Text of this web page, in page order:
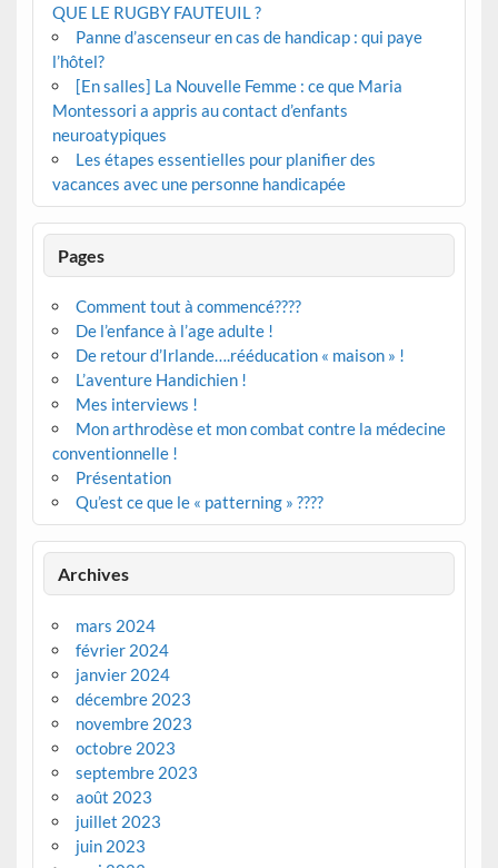
QUE LE RUGBY FAUTEUIL ?
Panne d’ascenseur en cas de handicap : qui paye
l’hôtel?
[En salles] La Nouvelle Femme : ce que Maria
Montessori a appris au contact d’enfants
neuroatypiques
Les étapes essentielles pour planifier des
vacances avec une personne handicapée
Pages
Comment tout à commencé????
De l’enfance à l’age adulte !
De retour d’Irlande….rééducation « maison » !
L’aventure Handichien !
Mes interviews !
Mon arthrodèse et mon combat contre la médecine
conventionnelle !
Présentation
Qu’est ce que le « patterning » ????
Archives
mars 2024
février 2024
janvier 2024
décembre 2023
novembre 2023
octobre 2023
septembre 2023
août 2023
juillet 2023
juin 2023